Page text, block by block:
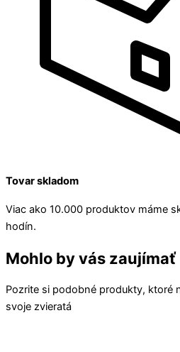
Tovar skladom
Viac ako 10.000 produktov máme
hodín.
Mohlo by vás zaujímať
Pozrite si podobné produkty, ktoré
svoje zvieratá